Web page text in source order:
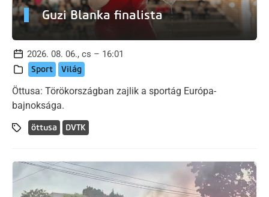
Guzi Blanka finalista
2026. 08. 06., cs – 16:01
Sport Világ
Öttusa: Törökországban zajlik a sportág Európa-
bajnoksága.
öttusa DVTK